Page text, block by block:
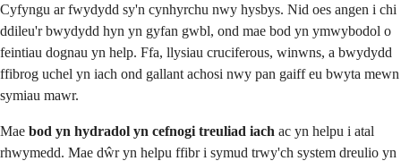
Cyfyngu ar fwydydd sy'n cynhyrchu nwy hysbys. Nid oes angen i chi
ddileu'r bwydydd hyn yn gyfan gwbl, ond mae bod yn ymwybodol o
feintiau dognau yn help. Ffa, llysiau cruciferous, winwns, a bwydydd
ffibrog uchel yn iach ond gallant achosi nwy pan gaiff eu bwyta mewn
symiau mawr.
Mae bod yn hydradol yn cefnogi treuliad iach ac yn helpu i atal
rhwymedd. Mae dŵr yn helpu ffibr i symud trwy'ch system dreulio yn